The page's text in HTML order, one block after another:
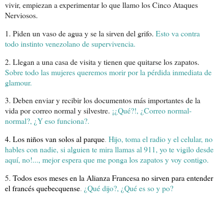
vivir, empiezan a experimentar lo que llamo los Cinco Ataques
Nerviosos.
1. Piden un vaso de agua y se la sirven del grifo. Esto va contra
todo instinto venezolano de supervivencia.
2. Llegan a una casa de visita y tienen que quitarse los zapatos.
Sobre todo las mujeres queremos morir por la pérdida inmediata de
glamour.
3. Deben enviar y recibir los documentos más importantes de la
vida por correo normal y silvestre. ¡¿Qué?!, ¿Correo normal-
normal?, ¿Y eso funciona?.
4. Los niños van solos al parque. Hijo, toma el radio y el celular, no
hables con nadie, si alguien te mira llamas al 911, yo te vigilo desde
aquí, no!..., mejor espera que me ponga los zapatos y voy contigo.
5. Todos esos meses en la Alianza Francesa no sirven para entender
el francés quebecquense. ¿Qué dijo?, ¿Qué es so y po?